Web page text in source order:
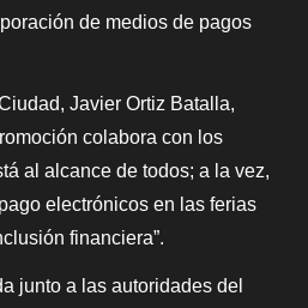
de medios de pagos
Javier Ortiz Batalla,
colabora con los
al alcance de todos; a la vez,
electrónicos en las ferias
financiera”.
junto a las autoridades del